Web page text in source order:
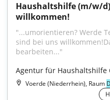
Haushaltshilfe (m/w/
willkommen!
"...umorientieren? Werde
sind bei uns
bearbeiten..."
Agentur für Haushaltshilfe
Voerde (Niederrhein), Raum